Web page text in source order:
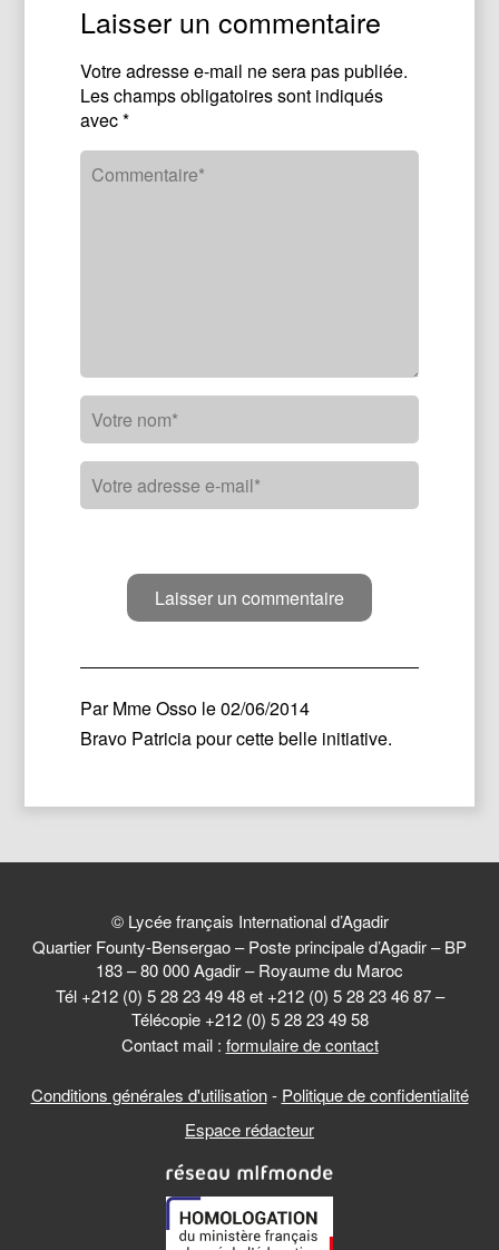
Laisser un commentaire
Votre adresse e-mail ne sera pas publiée.
Les champs obligatoires sont indiqués
avec*
ParMme Osso le 02/06/2014
Bravo Patricia pour cette belle initiative.
© Lycée français International d’Agadir
Quartier Founty-Bensergao – Poste principale d’Agadir – BP
183 – 80 000 Agadir – Royaume du Maroc
Tél +212 (0) 5 28 23 49 48 et +212 (0) 5 28 23 46 87 –
Télécopie +212 (0) 5 28 23 49 58
Contact mail : formulaire de contact
Conditions générales d'utilisation- Politique de confidentialité
Espace rédacteur